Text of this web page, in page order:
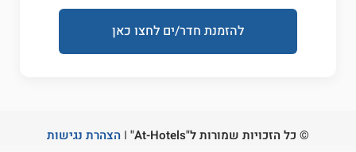
להזמנת חדר/ים לחצו כאן
© כל הזכויות שמורות ל"At-Hotels" | הצהרת נגישות